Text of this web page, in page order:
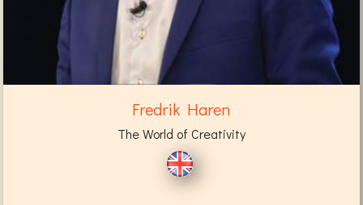
Fredrik Haren
The World of Creativity